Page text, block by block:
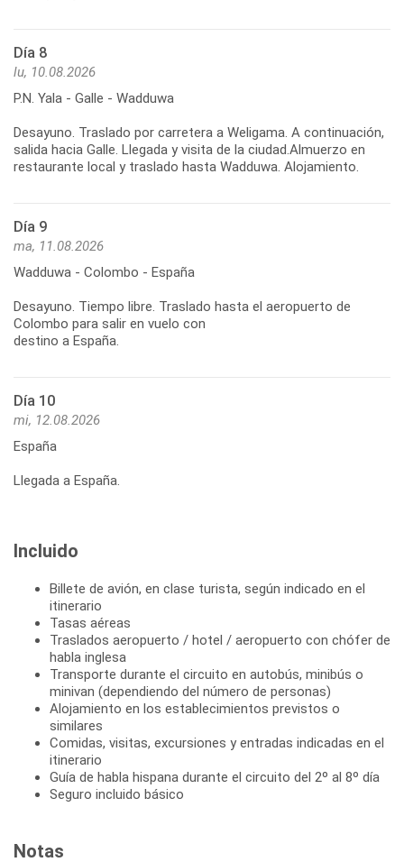
Día 8
lu, 10.08.2026
P.N. Yala - Galle - Wadduwa
Desayuno. Traslado por carretera a Weligama. A continuación,
salida hacia Galle. Llegada y visita de la ciudad.Almuerzo en
Día 9
ma, 11.08.2026
Wadduwa - Colombo - España
Desayuno. Tiempo libre. Traslado hasta el aeropuerto de
Colombo para salir en vuelo con
destino a España.
Día 10
mi, 12.08.2026
España
Llegada a España.
Incluido
Billete de avión, en clase turista, según indicado en el
itinerario
Tasas aéreas
Traslados aeropuerto / hotel / aeropuerto con chófer de
habla inglesa
Transporte durante el circuito en autobús, minibús o
minivan (dependiendo del número de personas)
Alojamiento en los establecimientos previstos o
similares
Comidas, visitas, excursiones y entradas indicadas en el
itinerario
Guía de habla hispana durante el circuito del 2º al 8º día
Seguro incluido básico
Notas